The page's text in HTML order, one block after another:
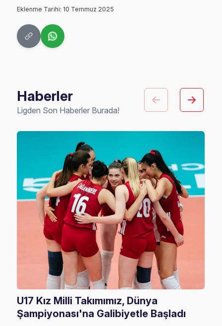
Eklenme Tarihi: 10 Temmuz 2025
Haberler
Ligden Son Haberler Burada!
U17 Kız Milli Takımımız, Dünya
Şampiyonası'na Galibiyetle Başladı